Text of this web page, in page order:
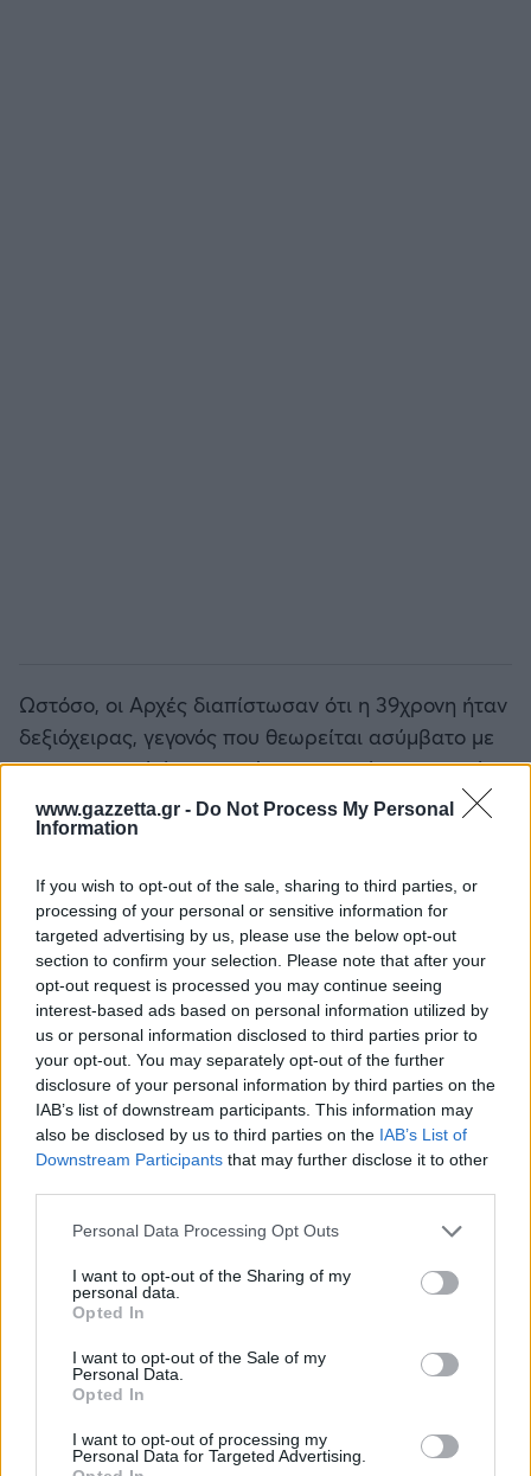
www.gazzetta.gr - Do Not Process My Personal
Information
If you wish to opt-out of the sale, sharing to third parties, or
processing of your personal or sensitive information for
targeted advertising by us, please use the below opt-out
section to confirm your selection. Please note that after your
opt-out request is processed you may continue seeing
interest-based ads based on personal information utilized by
us or personal information disclosed to third parties prior to
your opt-out. You may separately opt-out of the further
disclosure of your personal information by third parties on the
IAB’s list of downstream participants. This information may
also be disclosed by us to third parties on the IAB’s List of
Downstream Participants that may further disclose it to other
Please note that this website/app uses one or more Google
not limited to your visit or usage behaviour. You may click to
grant or deny consent to Google and its third-party tags to
use your data for below specified purposes in below Google
consent section.
Personal Data Processing Opt Outs
I want to opt-out of the Sharing of my
personal data.
Opted In
I want to opt-out of the Sale of my
Personal Data.
Opted In
I want to opt-out of processing my
Personal Data for Targeted Advertising.
Ωστόσο, οι Αρχές διαπίστωσαν ότι η 39χρονη ήταν
δεξιόχειρας, γεγονός που θεωρείται ασύμβατο με
τον ισχυρισμό ότι κρατούσε το μαχαίρι πριν από
την επίθεση. Το συγκεκριμένο εύρημα ενίσχυσε
την πεποίθηση των ερευνητών ότι υπήρξε
εγκλήματος.
Παράλληλα, το υπνοδωμάτιο του ζευγαριού έφερε
εμφανή ίχνη έντονης πάλης, ενώ από το σπίτι
κατασχέθηκε και συσκευασία ηρεμιστικών χαπιών
που εξετάζεται στο πλαίσιο της προανάκρισης.
Τα παιδιά υπό προστασία